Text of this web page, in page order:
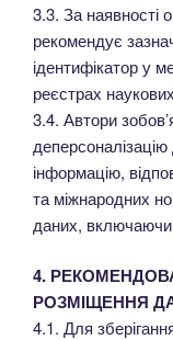
3.3. За наявності
рекомендує
ідентифікатор у
реєстрах
3.4. Автори
інформацію,
та міжнародних
даних,
4.
РОЗМІЩЕННЯ
4.1. Для